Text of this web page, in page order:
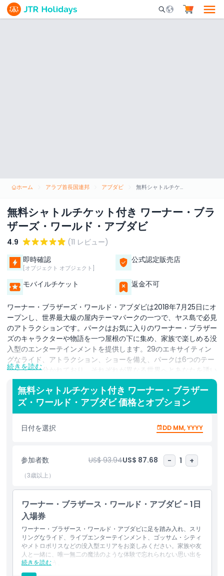
Mobile Search
ホーム アラブ首長国連邦 アブダビ 無料シャトルチケット付き ワーナー・ブラザーズ・ワールド・アブダビ
無料シャトルチケット付き ワーナー・ブラ
ザーズ・ワールド・アブダビ
4.9
(11 レビュー)
即時確認
[オブジェクト オブジェクト]
公式認定販売店
モバイルチケット 返金不可
ワーナー・ブラザーズ・ワールド・アブダビは2018年7月25日にオ
ープンし、世界最大級の屋内テーマパークの一つで、ヤス島で必見
のアトラクションです。パークはお気に入りのワーナー・ブラザー
ズのキャラクターや物語を一つ屋根の下に集め、家族で楽しめる没
入型のエンターテインメントを提供します。29のエキサイティン
グなライド、アトラクション、ショーを備え、パークは6つのテー
マランドに分かれており、それぞれが異なる世界へとあなたを誘い
ます。ワーナー・ブラザーズ・プラザではハリウッド黄金時代を祝
うエレガントなアールデコの世界に足を踏み入れ、フリントストー
ンのベッドロックの先史時代の世界へと進みます。ダイナマイト・
ガルチは色鮮やかな砂漠の風景とアニメーションあふれる冒険を提
供し、カートゥーン・ジャンクションにはトムとジェリー、バック
ス・バニー、スクービー・ドゥーなどのクラシック作品が集まりま
リングな世界に没入させ、メトロポリスではスーパーマンとデイリ
ープラネットに直面します。全館空調で快適さを重視して設計され
たワーナー・ブラザーズ・ワールド・アブダビは、スリリングな楽
ハイライト
含まれるもの
続きを読む
無料シャトルチケット付き ワーナー・ブラザー
ズ・ワールド・アブダビ 価格とオプション
日付を選択 DD MM, YYYY
参加者数 US$ 93.94US$ 87.68 - 1 +
（3歳以上）
ワーナー・ブラザース・ワールド・アブダビ - 1日
入場券
ワーナー・ブラザース・ワールド・アブダビに足を踏み入れ、スリ
リングなライド、ライブエンターテインメント、ゴッサム・シティ
やメトロポリスなどの没入型エリアをお楽しみください。家族や友
人と一緒に、唯一無二の魔法のような体験で忘れられない思い出を
作りましょう。
続きを読む
含まれるもの